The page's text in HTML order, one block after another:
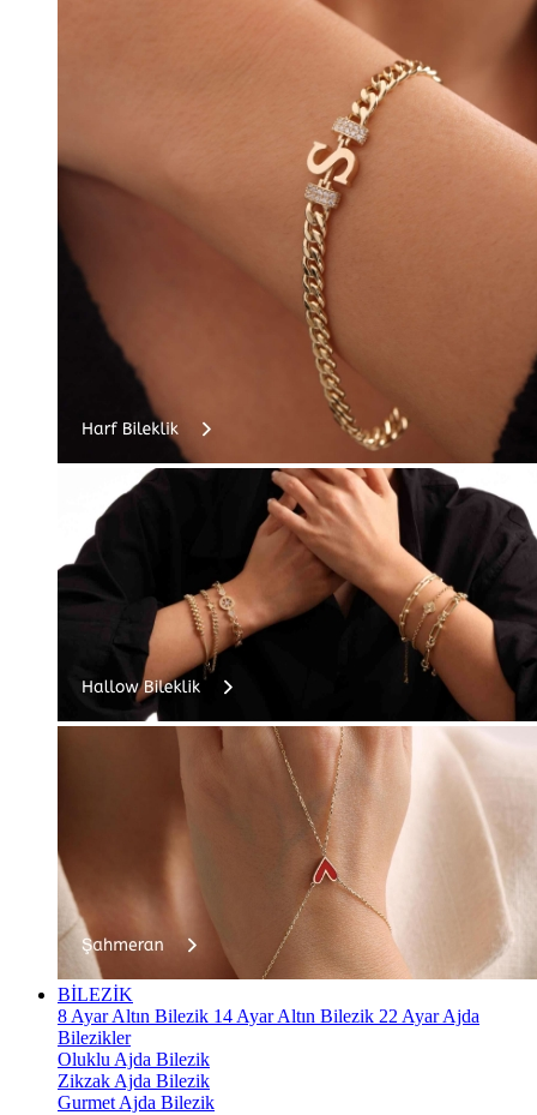
BİLEZİK
8 Ayar Altın Bilezik 14 Ayar Altın Bilezik 22 Ayar Ajda
Bilezikler
Oluklu Ajda Bilezik
Zikzak Ajda Bilezik
Gurmet Ajda Bilezik